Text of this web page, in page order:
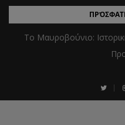
Το Μαυροβούνιο: